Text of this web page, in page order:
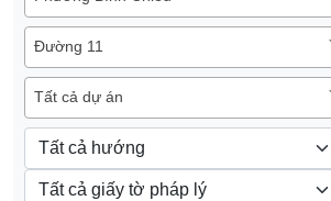
Đường 11
Tất cả dự án